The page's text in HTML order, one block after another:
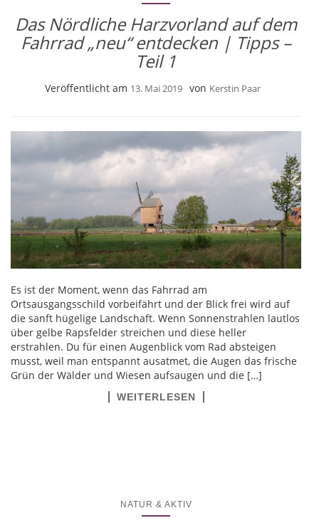
Das Nördliche Harzvorland auf dem
Fahrrad „neu“ entdecken | Tipps –
Teil 1
Veröffentlicht am 13. Mai 2019 von Kerstin Paar
Es ist der Moment, wenn das Fahrrad am
Ortsausgangsschild vorbeifährt und der Blick frei wird auf
die sanft hügelige Landschaft. Wenn Sonnenstrahlen lautlos
über gelbe Rapsfelder streichen und diese heller
erstrahlen. Du für einen Augenblick vom Rad absteigen
musst, weil man entspannt ausatmet, die Augen das frische
Grün der Wälder und Wiesen aufsaugen und die […]
WEITERLESEN
NATUR & AKTIV